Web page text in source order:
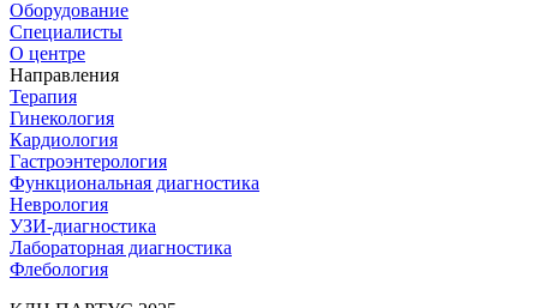
Оборудование
Специалисты
О центре
Направления
Терапия
Гинекология
Кардиология
Гастроэнтерология
Функциональная диагностика
Неврология
УЗИ-диагностика
Лабораторная диагностика
Флебология